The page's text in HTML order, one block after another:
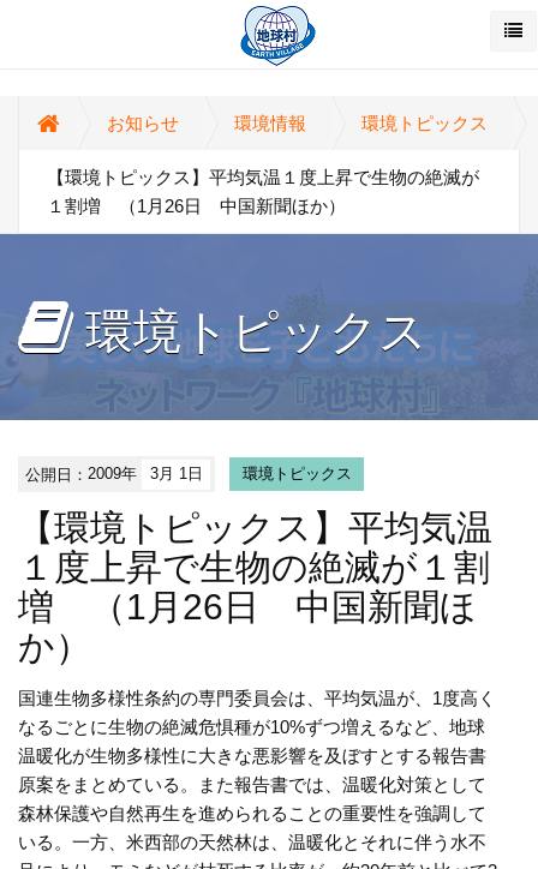
お知らせ 環境情報 環境トピックス
【環境トピックス】平均気温１度上昇で生物の絶滅が
１割増 （1月26日 中国新聞ほか）
環境トピックス
公開日：2009年 3月 1日 環境トピックス
【環境トピックス】平均気温
１度上昇で生物の絶滅が１割
増 （1月26日 中国新聞ほ
か）
国連生物多様性条約の専門委員会は、平均気温が、1度高く
なるごとに生物の絶滅危惧種が10%ずつ増えるなど、地球
温暖化が生物多様性に大きな悪影響を及ぼすとする報告書
原案をまとめている。また報告書では、温暖化対策として
森林保護や自然再生を進められることの重要性を強調して
いる。一方、米西部の天然林は、温暖化とそれに伴う水不